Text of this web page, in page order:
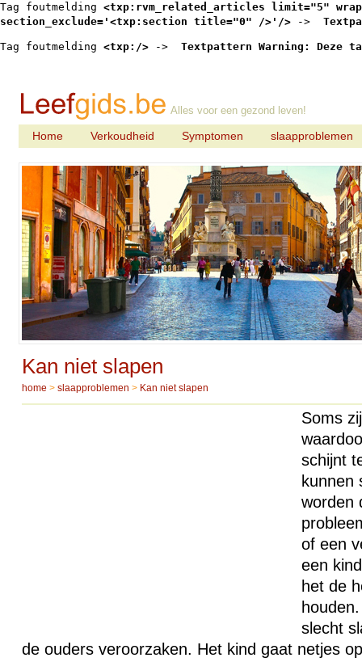
Tag foutmelding <txp:rvm_related_articles limit="5"
section_exclude='<txp:section title="0" />'/> ->
Tag foutmelding <txp:/> -> Textpattern Warning: Deze
Alles voor een gezond leven!
Home Verkoudheid Symptomen slaapproblemen
Kan niet slapen
home > slaapproblemen > Kan niet slapen
Soms
schijnt
kunnen
worden
of een
een
het de
slecht
de ouders veroorzaken. Het kind gaat netjes